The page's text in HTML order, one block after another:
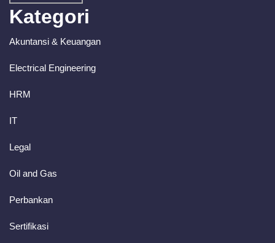
Kategori
Akuntansi & Keuangan
Electrical Engineering
HRM
IT
Legal
Oil and Gas
Perbankan
Sertifikasi